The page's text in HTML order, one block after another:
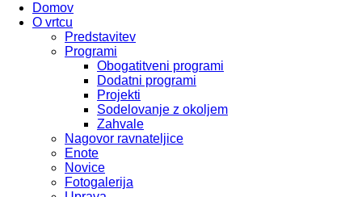
Domov
O vrtcu
Predstavitev
Programi
Obogatitveni programi
Dodatni programi
Projekti
Sodelovanje z okoljem
Zahvale
Nagovor ravnateljice
Enote
Novice
Fotogalerija